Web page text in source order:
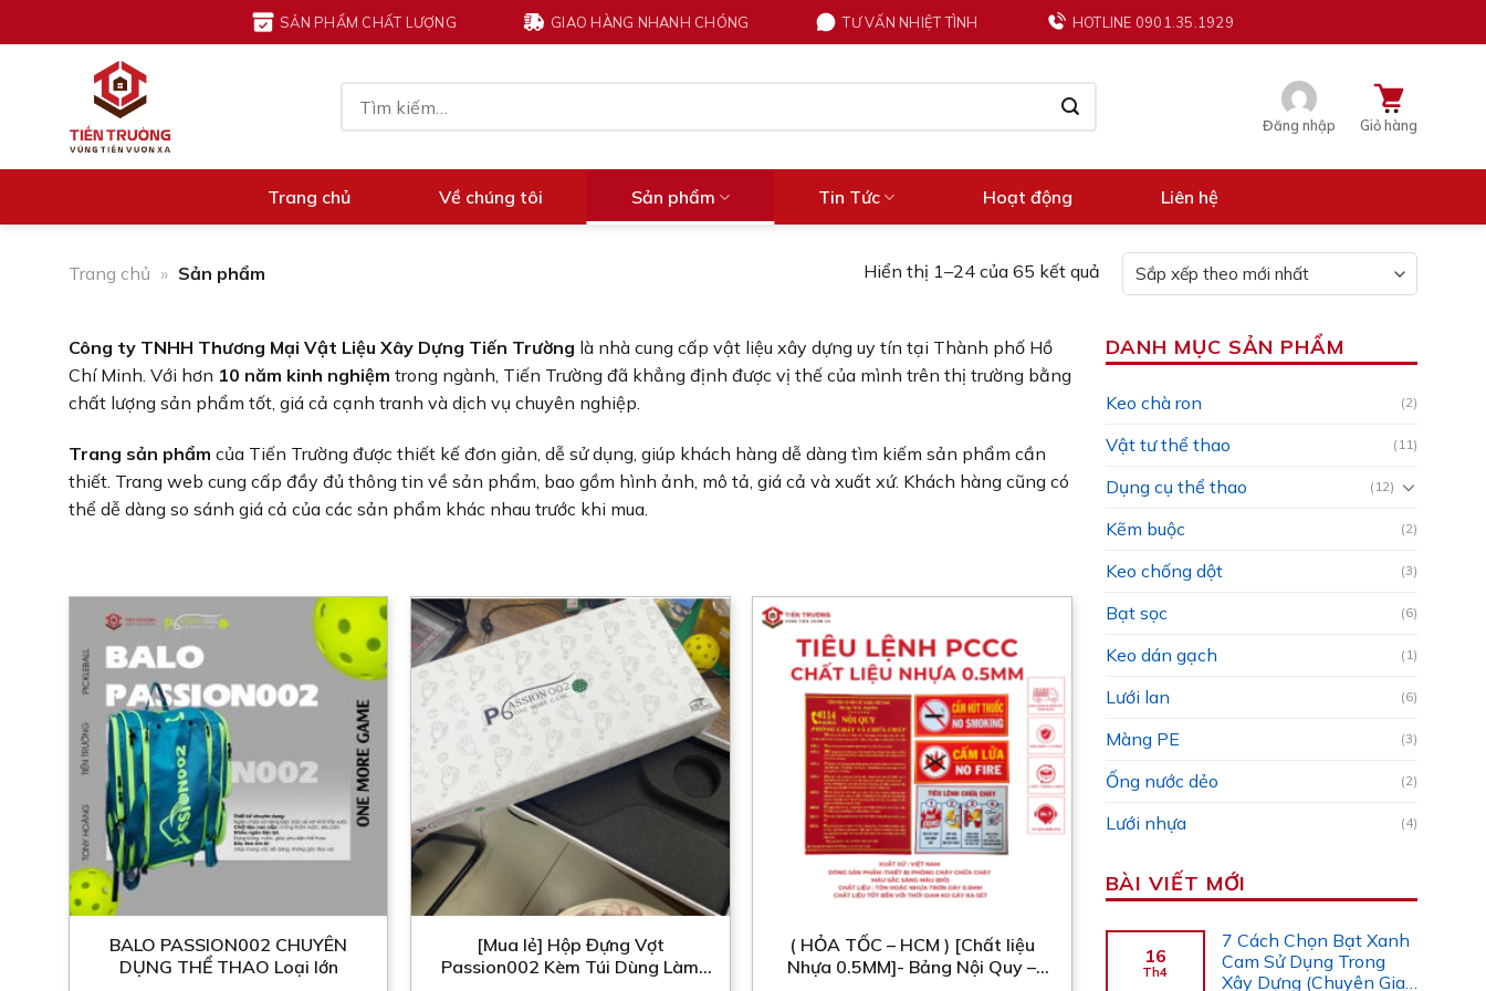
đến
SẢN PHẨM CHẤT LƯỢNG GIAO HÀNG NHANH CHÓNG TƯ VẤN NHIỆT TÌNH HOTLINE 0901.35.1929
kiếm:
Đăng nhập Giỏ hàng
Trang chủ Về chúng tôi Sản phẩm Tin Tức Hoạt động Liên hệ
Trang chủ » Sản phẩm Hiển thị 1–24 của 65 kết quả
Công ty TNHH Thương Mại Vật Liệu Xây Dựng Tiến Trường là nhà cung cấp vật liệu xây dựng uy tín tại Thành phố Hồ
Chí Minh. Với hơn 10 năm kinh nghiệm trong ngành, Tiến Trường đã khẳng định được vị thế của mình trên thị trường bằng
chất lượng sản phẩm tốt, giá cả cạnh tranh và dịch vụ chuyên nghiệp.
Trang sản phẩm của Tiến Trường được thiết kế đơn giản, dễ sử dụng, giúp khách hàng dễ dàng tìm kiếm sản phẩm cần
thiết. Trang web cung cấp đầy đủ thông tin về sản phẩm, bao gồm hình ảnh, mô tả, giá cả và xuất xứ. Khách hàng cũng có
thể dễ dàng so sánh giá cả của các sản phẩm khác nhau trước khi mua.
BALO PASSION002 CHUYÊN
DỤNG THỂ THAO Loại lớn
[Mua lẻ] Hộp Đựng Vợt
Passion002 Kèm Túi Dùng Làm
( HỎA TỐC – HCM ) [Chất liệu
Nhựa 0.5MM]- Bảng Nội Quy –
DANH MỤC SẢN PHẨM
Keo chà ron (2)
Vật tư thể thao (11)
Dụng cụ thể thao (12)
Kẽm buộc (2)
Keo chống dột (3)
Bạt sọc (6)
Keo dán gạch (1)
Lưới lan (6)
Màng PE (3)
Ống nước dẻo (2)
Lưới nhựa (4)
BÀI VIẾT MỚI
16
Th4
7 Cách Chọn Bạt Xanh
Cam Sử Dụng Trong
Xây Dựng (Chuyên Gia